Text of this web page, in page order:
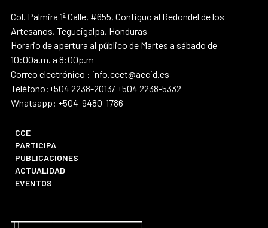
Col. Palmira 1ª Calle, #655, Contiguo al Redondel de los
Artesanos, Tegucigalpa, Honduras
Horario de apertura al público de Martes a sábado de
10:00a.m. a 8:00p.m
Correo electrónico : info.ccet@aecid.es
Teléfono:+504 2238-2013/ +504 2238-5332
Whatsapp: +504-9480-1786
CCE
PARTICIPA
PUBLICACIONES
ACTUALIDAD
EVENTOS